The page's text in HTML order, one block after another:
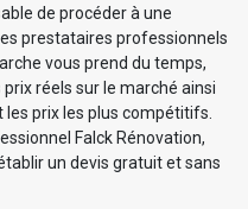
de procéder à une
prestataires professionnels
vous prend du temps,
réels sur le marché ainsi
prix les plus compétitifs.
Falck Rénovation,
un devis gratuit et sans